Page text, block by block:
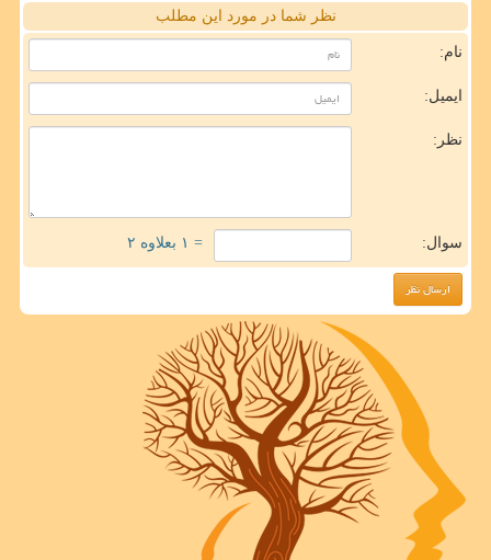
نظر شما در مورد این مطلب
نام:
ایمیل:
نظر:
سوال: = ۱ بعلاوه ۲